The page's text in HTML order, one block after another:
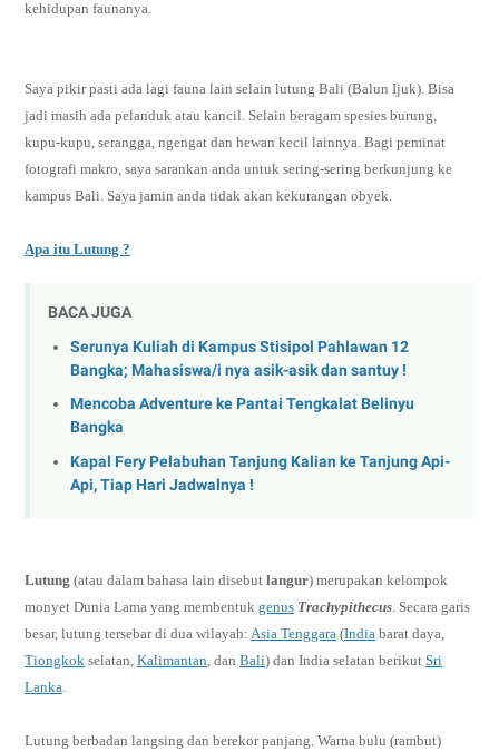
kehidupan faunanya.
Saya pikir pasti ada lagi fauna lain selain lutung Bali (Balun Ijuk). Bisa
jadi masih ada pelanduk atau kancil. Selain beragam spesies burung,
kupu-kupu, serangga, ngengat dan hewan kecil lainnya. Bagi peminat
fotografi makro, saya sarankan anda untuk sering-sering berkunjung ke
kampus Bali. Saya jamin anda tidak akan kekurangan obyek.
Apa itu Lutung ?
BACA JUGA
Serunya Kuliah di Kampus Stisipol Pahlawan 12
Bangka; Mahasiswa/i nya asik-asik dan santuy !
Mencoba Adventure ke Pantai Tengkalat Belinyu
Bangka
Kapal Fery Pelabuhan Tanjung Kalian ke Tanjung Api-
Api, Tiap Hari Jadwalnya !
Lutung (atau dalam bahasa lain disebut langur) merupakan kelompok
monyet Dunia Lama yang membentuk genus Trachypithecus. Secara garis
besar, lutung tersebar di dua wilayah: Asia Tenggara (India barat daya,
Tiongkok selatan, Kalimantan, dan Bali) dan India selatan berikut Sri
Lanka.
Lutung berbadan langsing dan berekor panjang. Warna bulu (rambut)